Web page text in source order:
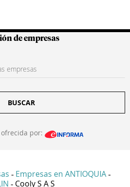
Colombianas
de empresas
BUSCAR
por:
- Empresas en ANTIOQUIA -
- Cooly S A S